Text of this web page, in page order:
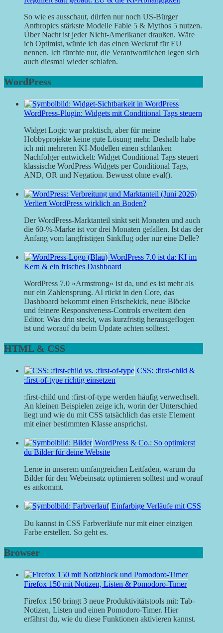
So wie es ausschaut, dürfen nur noch US-Bürger
Anthropics stärkste Modelle Fable 5 & Mythos 5 nutzen.
Über Nacht ist jeder Nicht-Amerikaner draußen. Wäre
ich Optimist, würde ich das einen Weckruf für EU
nennen. Ich fürchte nur, die Verantwortlichen legen sich
auch diesmal wieder schlafen.
WordPress
WordPress-Plugin: Widgets mit Conditional Tags steuern
Widget Logic war praktisch, aber für meine
Hobbyprojekte keine gute Lösung mehr. Deshalb habe
ich mit mehreren KI-Modellen einen schlanken
Nachfolger entwickelt: Widget Conditional Tags steuert
klassische WordPress-Widgets per Conditional Tags,
AND, OR und Negation. Bewusst ohne eval().
Verliert WordPress wirklich an Boden?
Der WordPress-Marktanteil sinkt seit Monaten und auch
die 60-%-Marke ist vor drei Monaten gefallen. Ist das der
Anfang vom langfristigen Sinkflug oder nur eine Delle?
WordPress 7.0 ist da: KI im
Kern & ein frisches Dashboard
WordPress 7.0 »Armstrong« ist da, und es ist mehr als
nur ein Zahlensprung. AI rückt in den Core, das
Dashboard bekommt einen Frischekick, neue Blöcke
und feinere Responsiveness-Controls erweitern den
Editor. Was drin steckt, was kurzfristig herausgeflogen
ist und worauf du beim Update achten solltest.
HTML & CSS
CSS: :first-child &
:first-of-type richtig einsetzen
:first-child und :first-of-type werden häufig verwechselt.
An kleinen Beispielen zeige ich, worin der Unterschied
liegt und wie du mit CSS tatsächlich das erste Element
mit einer bestimmten Klasse ansprichst.
WordPress & Co.: So optimierst
du Bilder für deine Website
Lerne in unserem umfangreichen Leitfaden, warum du
Bilder für den Webeinsatz optimieren solltest und worauf
es ankommt.
Einfarbige Verläufe mit CSS
Du kannst in CSS Farbverläufe nur mit einer einzigen
Farbe erstellen. So geht es.
Browser
Firefox 150 mit Notizen, Listen & Pomodoro-Timer
Firefox 150 bringt 3 neue Produktivitätstools mit: Tab-
Notizen, Listen und einen Pomodoro-Timer. Hier
erfährst du, wie du diese Funktionen aktivieren kannst.